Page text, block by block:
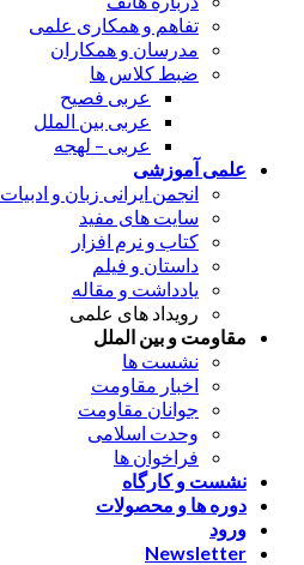
تفاهم و همکاری علمی
مدرسان و همکاران
ضبط کلاس ها
عربی فصیح
عربی بین الملل
عربی – لهجه
علمی آموزشی
انجمن ایرانی زبان و
سایت های مفید
کتاب و نرم افزار
داستان و فیلم
یادداشت و مقاله
رویداد های علمی
مقاومت و بین الملل
نشست ها
اخبار مقاومت
جوانان مقاومت
وحدت اسلامی
فراخوان ها
نشست و کارگاه
دوره ها و محصولات
ورود
Newsletter